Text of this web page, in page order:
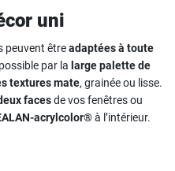
uni
peuvent êtreadaptées à toute
par la large palette de
textures mate, grainée ou lisse.
facesde vos fenêtres ou
acrylcolor®à l’intérieur.